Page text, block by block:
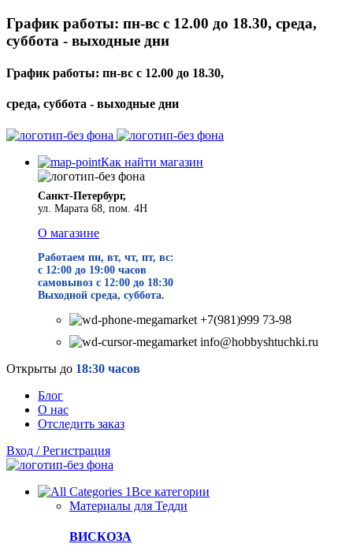
График работы: пн-вс с 12.00 до 18.30, среда,
суббота - выходные дни
График работы: пн-вс с 12.00 до 18.30,
среда, суббота - выходные дни
Как найти магазин
Санкт-Петербург,
ул. Марата 68, пом. 4Н
О магазине
Работаем пн, вт, чт, пт, вс:
с 12:00 до 19:00 часов
самовывоз с 12:00 до 18:30
Выходной среда, суббота.
+7(981)999 73-98
info@hobbyshtuchki.ru
Открыты до 18:30 часов
Блог
О нас
Отследить заказ
Вход / Регистрация
Все категории
Материалы для Тедди
ВИСКОЗА